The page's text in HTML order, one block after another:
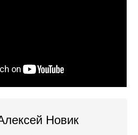
Новик